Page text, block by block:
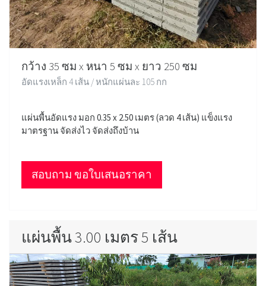
กว้าง 35 ซม x หนา 5 ซม x ยาว 250 ซม
อัดแรงเหล็ก 4 เส้น / หนักแผ่นละ 105 กก
แผ่นพื้นอัดแรง มอก 0.35 x 2.50 เมตร (ลวด 4 เส้น) แข็งแรง
มาตรฐาน จัดส่งไว จัดส่งถึงบ้าน
สอบถาม ขอใบเสนอราคา
แผ่นพื้น 3.00 เมตร 5 เส้น